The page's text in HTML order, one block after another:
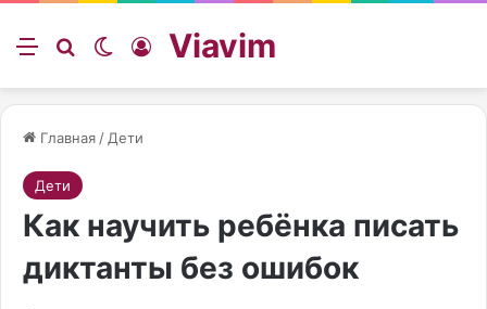
Меню ИскатьSwitch skin
Войти
Viavim
Главная / Дети
Дети
Как научить ребёнка писать
диктанты без ошибок